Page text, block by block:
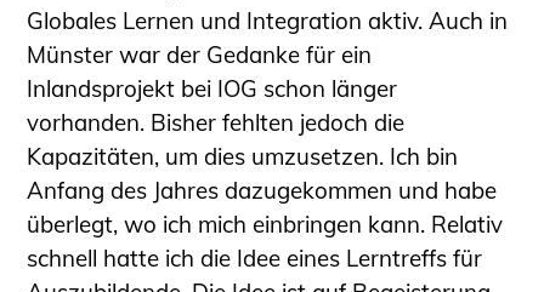
Fachlisten
Bauherren-ABC
Informationen für Schülerinnen,
Schüler und Studierende
Projekte für Schülerinnen und Schüler
START.ING. Das Studierenden Praxis-
Programm
Wissenswertes für Studierende
Globales Lernen und Integration aktiv. Auch in
Münster war der Gedanke für ein
Inlandsprojekt bei IOG schon länger
vorhanden. Bisher fehlten jedoch die
Kapazitäten, um dies umzusetzen. Ich bin
Anfang des Jahres dazugekommen und habe
überlegt, wo ich mich einbringen kann. Relativ
schnell hatte ich die Idee eines Lerntreffs für